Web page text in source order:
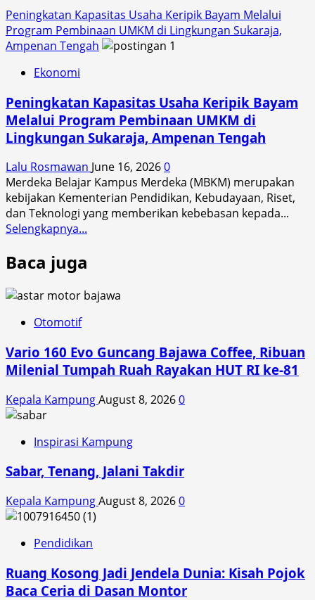
Peningkatan Kapasitas Usaha Keripik Bayam Melalui
Program Pembinaan UMKM di Lingkungan Sukaraja,
Ampenan Tengah
Ekonomi
Peningkatan Kapasitas Usaha Keripik Bayam
Melalui Program Pembinaan UMKM di
Lingkungan Sukaraja, Ampenan Tengah
Lalu Rosmawan June 16, 20260
Merdeka Belajar Kampus Merdeka (MBKM) merupakan
kebijakan Kementerian Pendidikan, Kebudayaan, Riset,
dan Teknologi yang memberikan kebebasan kepada...
Selengkapnya...
Kapasitas
Usaha
Melalui
Program
Pembinaan
UMKM
Sukaraja,
Tengah
Baca juga
Otomotif
Vario 160 Evo Guncang Bajawa Coffee, Ribuan
Milenial Tumpah Ruah Rayakan HUT RI ke-81
Kepala KampungAugust 8, 20260
Inspirasi Kampung
Sabar, Tenang, Jalani Takdir
Kepala KampungAugust 8, 20260
Pendidikan
Ruang Kosong Jadi Jendela Dunia: Kisah Pojok
Baca Ceria di Dasan Montor